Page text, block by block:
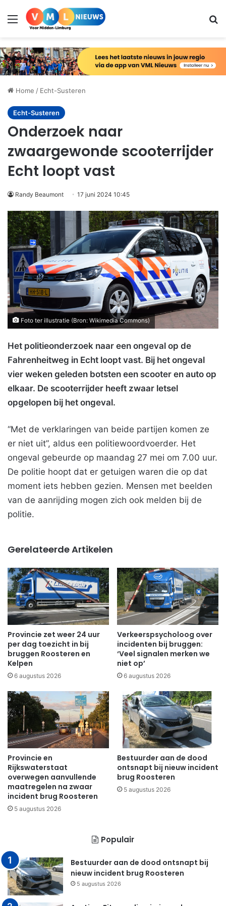
Menu
Home / Echt-Susteren
Echt-Susteren
Onderzoek naar
zwaargewonde scooterrijder
Echt loopt vast
Randy Beaumont 17 juni 2024 10:45
Foto ter illustratie (Bron: Wikimedia Commons)
Het politieonderzoek naar een ongeval op de
Fahrenheitweg in Echt loopt vast. Bij het ongeval
vier weken geleden botsten een scooter en auto op
elkaar. De scooterrijder heeft zwaar letsel
opgelopen bij het ongeval.
“Met de verklaringen van beide partijen komen ze
er niet uit”, aldus een politiewoordvoerder. Het
ongeval gebeurde op maandag 27 mei om 7.00 uur.
De politie hoopt dat er getuigen waren die op dat
moment iets hebben gezien. Mensen met beelden
van de aanrijding mogen zich ook melden bij de
politie.
Gerelateerde Artikelen
Provincie zet weer 24 uur
per dag toezicht in bij
bruggen Roosteren en
Kelpen
6 augustus 2026
Verkeerspsycholoog over
incidenten bij bruggen:
‘Veel signalen merken we
niet op’
6 augustus 2026
Provincie en
Rijkswaterstaat
overwegen aanvullende
maatregelen na zwaar
incident brug Roosteren
5 augustus 2026
Bestuurder aan de dood
ontsnapt bij nieuw incident
brug Roosteren
5 augustus 2026
Populair
Bestuurder aan de dood ontsnapt bij
nieuw incident brug Roosteren
5 augustus 2026